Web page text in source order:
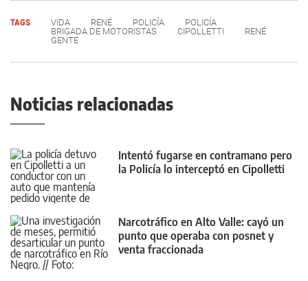
TAGS VIDA RENÉ POLICÍA
POLICÍA
BRIGADA DE MOTORISTAS
CIPOLLETTI
RENÉ
GENTE
Noticias relacionadas
Intentó fugarse en contramano pero
la Policía lo interceptó en Cipolletti
Narcotráfico en Alto Valle: cayó un
punto que operaba con posnet y
venta fraccionada